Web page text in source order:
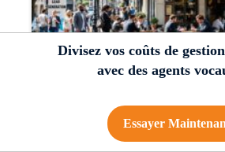
Divisez vos coûts de
avec des agents
Essayer
Génération de leads automatisée : le